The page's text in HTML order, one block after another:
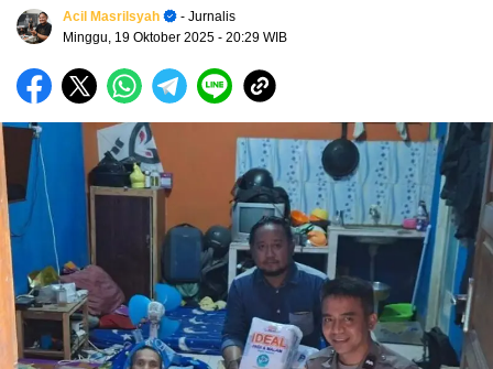
Acil Masrilsyah
- Jurnalis
Minggu, 19 Oktober 2025 - 20:29 WIB